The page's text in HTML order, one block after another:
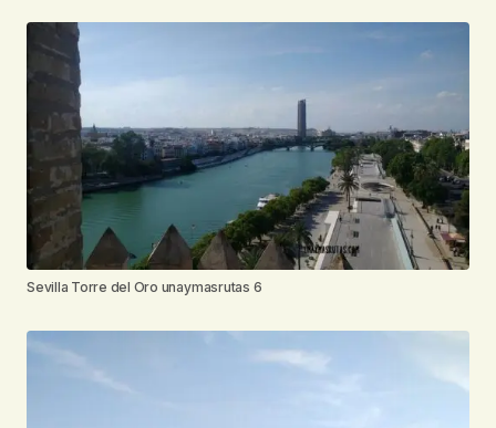
Sevilla Torre del Oro unaymasrutas 6